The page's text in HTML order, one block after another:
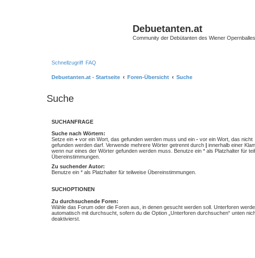
Debuetanten.at
Community der Debütanten des Wiener Opernballes
Schnellzugriff FAQ
Debuetanten.at - Startseite Foren-Übersicht Suche
Suche
SUCHANFRAGE
Suche nach Wörtern:
Setze ein + vor ein Wort, das gefunden werden muss und ein - vor ein Wort, das nicht
gefunden werden darf. Verwende mehrere Wörter getrennt durch | innerhalb einer
wenn nur eines der Wörter gefunden werden muss. Benutze ein * als Platzhalter für
Übereinstimmungen.
Zu suchender Autor:
Benutze ein * als Platzhalter für teilweise Übereinstimmungen.
SUCHOPTIONEN
Zu durchsuchende Foren:
Wähle das Forum oder die Foren aus, in denen gesucht werden soll. Unterforen
automatisch mit durchsucht, sofern du die Option „Unterforen durchsuchen“ unten
deaktivierst.